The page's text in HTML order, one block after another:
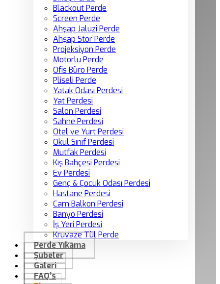
Blackout Perde
Screen Perde
Ahşap Jaluzi Perde
Ahşap Stor Perde
Projeksiyon Perde
Motorlu Perde
Ofis Büro Perde
Pliseli Perde
Yatak Odası Perdesi
Yat Perdesi
Salon Perdesi
Sahne Perdesi
Otel ve Yurt Perdesi
Okul Sınıf Perdesi
Mutfak Perdesi
Kış Bahçesi Perdesi
Ev Perdesi
Genç & Çocuk Odası Perdesi
Hastane Perdesi
Cam Balkon Perdesi
Banyo Perdesi
İş Yeri Perdesi
Kruvaze Tül Perde
Perde Yıkama
Şubeler
Galeri
FAQ’s